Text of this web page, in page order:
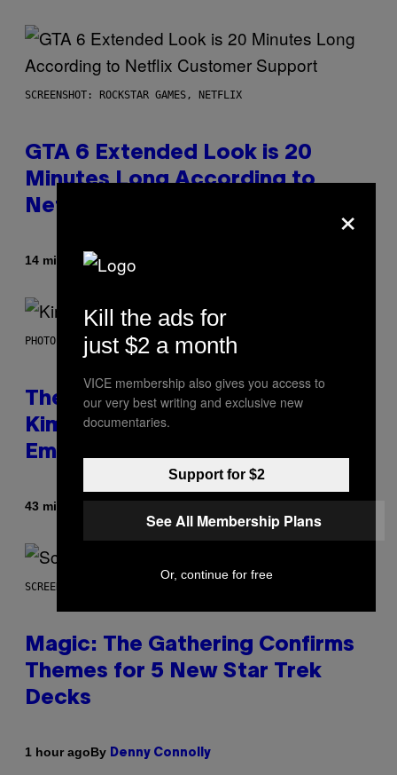
SCREENSHOT: ROCKSTAR GAMES, NETFLIX
GTA 6 Extended Look is 20
Minutes Long According to
Netflix Customer Support
14 minutes ago By
PHOTO BY JEFF KRAVITZ/FILMMAGIC
The Set of Lyrics That Still Give
Kim Deal Firsthand
Embarrassment Decades Later
43 minutes ago By
SCREENSHOT: WIZARDS OF THE COAST
Magic: The Gathering Confirms
Themes for 5 New Star Trek
Decks
1 hour agoBy Denny Connolly
×
Kill the ads for
just $2 a month
VICE membership also gives you access to
our very best writing and exclusive new
documentaries.
Support for $2
See All Membership Plans
Or, continue for free